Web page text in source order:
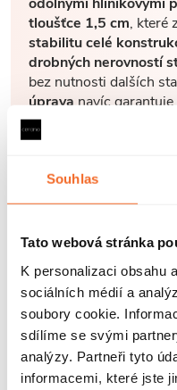
Souhlas
Tato webová stránka
K personalizaci obsahu
sociálních médií a
soubory cookie.
sdílíme se svými
analýzy. Partneři tyto
informacemi, které jste
odolnými hliníkovými
tloušťce 1,5 cm, které
stabilitu celé
drobných nerovností
bez nutnosti dalších
úpravanavíc
každodenním
prostředí..